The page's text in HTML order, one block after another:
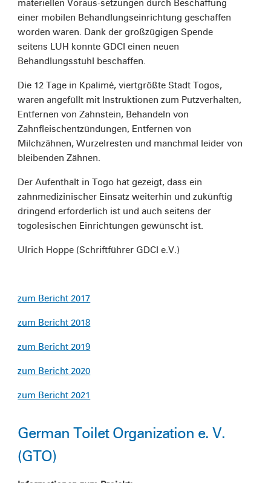
materiellen Voraus-setzungen durch Beschaffung
einer mobilen Behandlungseinrichtung geschaffen
worden waren. Dank der großzügigen Spende
seitens LUH konnte GDCI einen neuen
Behandlungsstuhl beschaffen.
Die 12 Tage in Kpalimé, viertgrößte Stadt Togos,
waren angefüllt mit Instruktionen zum Putzverhalten,
Entfernen von Zahnstein, Behandeln von
Zahnfleischentzündungen, Entfernen von
Milchzähnen, Wurzelresten und manchmal leider von
bleibenden Zähnen.
Der Aufenthalt in Togo hat gezeigt, dass ein
zahnmedizinischer Einsatz weiterhin und zukünftig
dringend erforderlich ist und auch seitens der
togolesischen Einrichtungen gewünscht ist.
Ulrich Hoppe (Schriftführer GDCI e.V.)
zum Bericht 2017
zum Bericht 2018
zum Bericht 2019
zum Bericht 2020
zum Bericht 2021
German Toilet Organization e. V.
(GTO)